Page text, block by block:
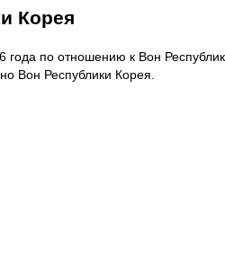
Корея
по отношению к Вон
Вон Республики Корея.